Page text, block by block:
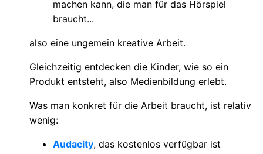
machen kann, die man für das Hörspiel
braucht...
also eine ungemein kreative Arbeit.
Gleichzeitig entdecken die Kinder, wie so ein
Produkt entsteht, also Medienbildung erlebt.
Was man konkret für die Arbeit braucht, ist relativ
wenig:
Audacity, das kostenlos verfügbar ist